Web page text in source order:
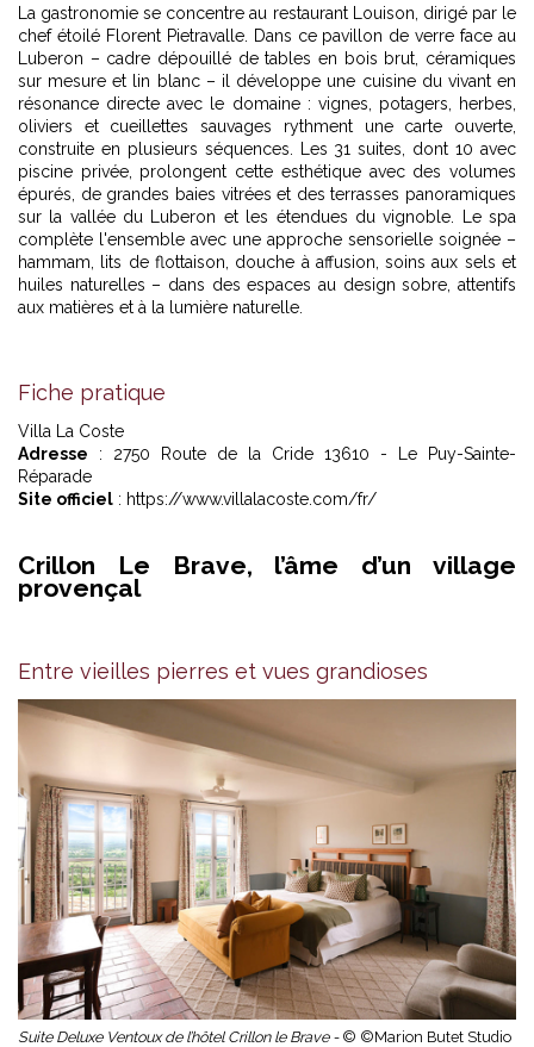
La gastronomie se concentre au restaurant Louison, dirigé par le
chef étoilé Florent Pietravalle. Dans ce pavillon de verre face au
Luberon – cadre dépouillé de tables en bois brut, céramiques
sur mesure et lin blanc – il développe une cuisine du vivant en
résonance directe avec le domaine : vignes, potagers, herbes,
oliviers et cueillettes sauvages rythment une carte ouverte,
construite en plusieurs séquences. Les 31 suites, dont 10 avec
piscine privée, prolongent cette esthétique avec des volumes
épurés, de grandes baies vitrées et des terrasses panoramiques
sur la vallée du Luberon et les étendues du vignoble. Le spa
complète l'ensemble avec une approche sensorielle soignée –
hammam, lits de flottaison, douche à affusion, soins aux sels et
huiles naturelles – dans des espaces au design sobre, attentifs
aux matières et à la lumière naturelle.
Fiche pratique
Villa La Coste
Adresse : 2750 Route de la Cride 13610 - Le Puy-Sainte-
Réparade
Site officiel : https://www.villalacoste.com/fr/
Crillon Le Brave, l’âme d’un village
provençal
Entre vieilles pierres et vues grandioses
Suite Deluxe Ventoux de l’hôtel Crillon le Brave - © ©Marion Butet Studio